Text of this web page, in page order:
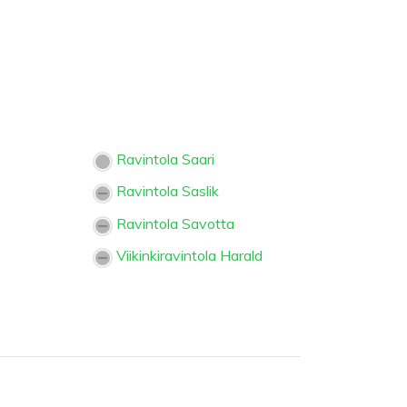
Ravintola Saari
Ravintola Saslik
Ravintola Savotta
Viikinkiravintola Harald